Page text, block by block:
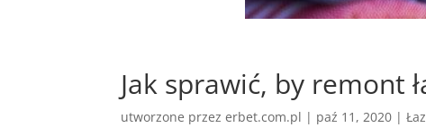
Jak sprawić, by remont
utworzone przezerbet.com.pl | paź 11, 2020 |